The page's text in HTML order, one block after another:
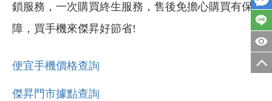
鎖服務，一次購買終生服務，售後免擔心購買有保
障，買手機來傑昇好節省!
便宜手機價格查詢
傑昇門市據點查詢